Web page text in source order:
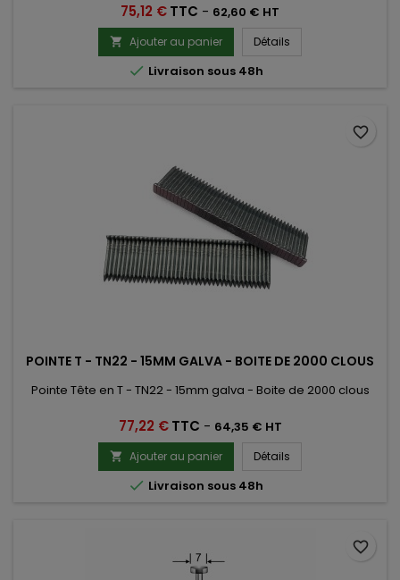
Prix
75,12 €TTC - 62,60 € HT
 Ajouter au panier Détails
 Livraison sous 48h
POINTE T - TN22 - 15MM GALVA - BOITE DE 2000 CLOUS
Pointe Tête en T - TN22 - 15mm galva - Boite de 2000 clous
Prix
77,22 € TTC - 64,35 € HT
 Ajouter au panier Détails
 Livraison sous 48h
favorite_border
favorite_border